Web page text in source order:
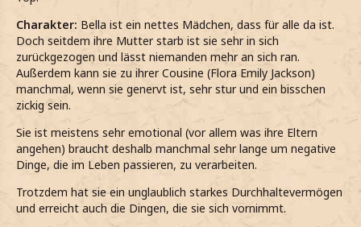
Charakter: Bella ist ein nettes Mädchen, dass für alle da ist.
Doch seitdem ihre Mutter starb ist sie sehr in sich
zurückgezogen und lässt niemanden mehr an sich ran.
Außerdem kann sie zu ihrer Cousine (Flora Emily Jackson)
manchmal, wenn sie genervt ist, sehr stur und ein bisschen
zickig sein.
Sie ist meistens sehr emotional (vor allem was ihre Eltern
angehen) braucht deshalb manchmal sehr lange um negative
Dinge, die im Leben passieren, zu verarbeiten.
Trotzdem hat sie ein unglaublich starkes Durchhaltevermögen
und erreicht auch die Dingen, die sie sich vornimmt.